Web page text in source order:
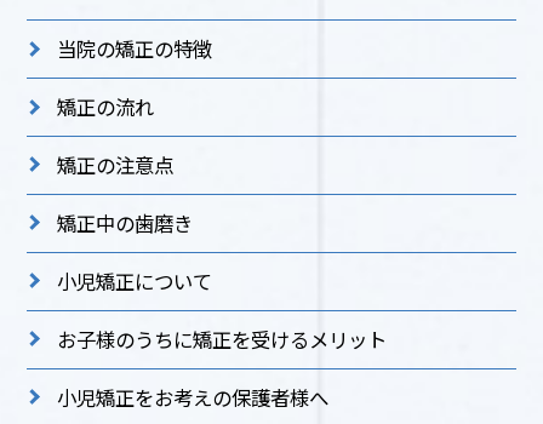
当院の矯正の特徴
矯正の流れ
矯正の注意点
矯正中の歯磨き
小児矯正について
お子様のうちに矯正を受けるメリット
小児矯正をお考えの保護者様へ